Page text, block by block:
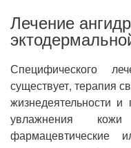
Лечение
Специфического
существует, терапия
жизнедеятельности
увлажнения кожи
фармацевтические